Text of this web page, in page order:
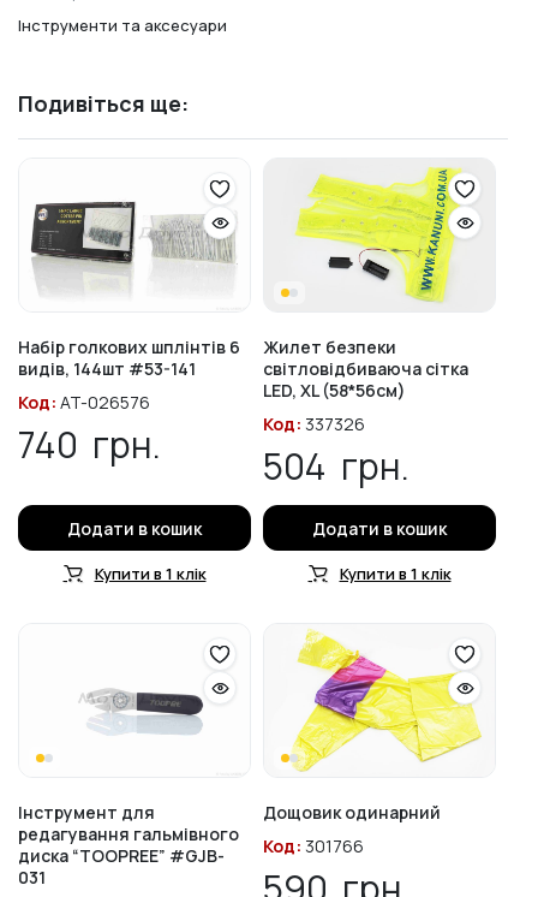
Інструменти та аксесуари
Подивіться ще:
Набір голкових шплінтів 6
видів, 144шт #53-141
Код: AT-026576
740 грн.
Додати в кошик
Купити в 1 клік
Жилет безпеки
світловідбиваюча сітка
LED, XL (58*56см)
Код: 337326
504 грн.
Додати в кошик
Купити в 1 клік
Інструмент для
редагування гальмівного
диска “TOOPREE” #GJB-
031
Дощовик одинарний
Код: 301766